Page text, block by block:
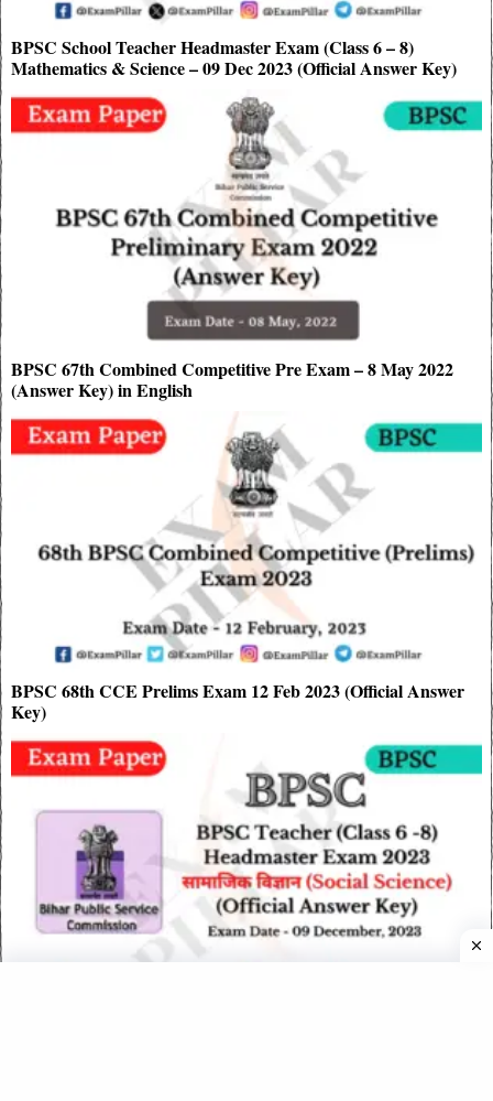
BPSC School Teacher Headmaster Exam (Class 6 – 8)
Mathematics & Science – 09 Dec 2023 (Official Answer Key)
BPSC 67th Combined Competitive Pre Exam – 8 May 2022
(Answer Key) in English
BPSC 68th CCE Prelims Exam 12 Feb 2023 (Official Answer
Key)